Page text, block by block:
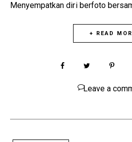
Menyempatkan diri berfoto
+ READ
Leave a